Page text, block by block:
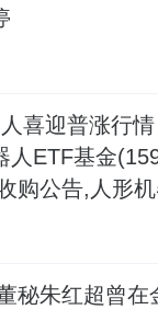
飞、朱孟勇落
年2月使用
卖出后获利
玲等员工参
资金进行交
假披露，隐
门认定违法
喜迎普涨行
人ETF基金
购公告,人形
秘朱红超曾在